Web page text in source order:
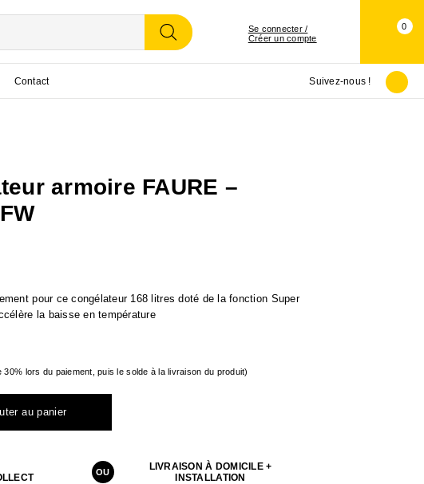
Se connecter /
Créer un compte
0
Contact Suivez-nous !
armoire FAURE –
pour ce congélateur 168 litres doté de la fonction Super
la baisse en température
30% lors du paiement, puis le solde à la livraison du produit)
au panier
LIVRAISON À DOMICILE +
INSTALLATION
OU